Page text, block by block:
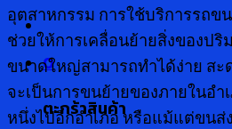
0
ตะกร้าสินค้า
อุตสาหกรรม การใช้บริการรถ
ช่วยให้การเคลื่อนย้ายสิ่งของป
ขนาดใหญ่สามารถทำได้ง่าย สะ
จะเป็นการขนย้ายของภายในอำ
หนึ่งไปอีกอำเภอ หรือแม้แต่ขนส่